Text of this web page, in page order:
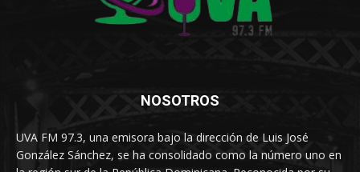
NOSOTROS
UVA FM 97.3, una emisora bajo la dirección de Luis José
González Sánchez, se ha consolidado como la número uno en